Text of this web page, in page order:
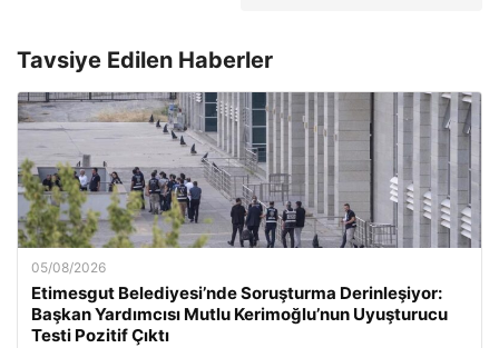
Tavsiye Edilen Haberler
05/08/2026
Etimesgut Belediyesi’nde Soruşturma Derinleşiyor:
Başkan Yardımcısı Mutlu Kerimoğlu’nun Uyuşturucu
Testi Pozitif Çıktı